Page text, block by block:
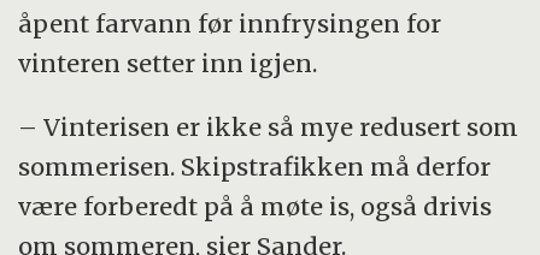
åpent farvann før innfrysingen for
vinteren setter inn igjen.
– Vinterisen er ikke så mye redusert som
sommerisen. Skipstrafikken må derfor
være forberedt på å møte is, også drivis
om sommeren, sier Sander.